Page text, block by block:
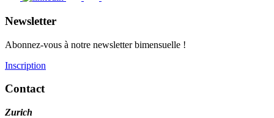
Newsletter
Abonnez-vous à notre newsletter bimensuelle !
Inscription
Contact
Zurich